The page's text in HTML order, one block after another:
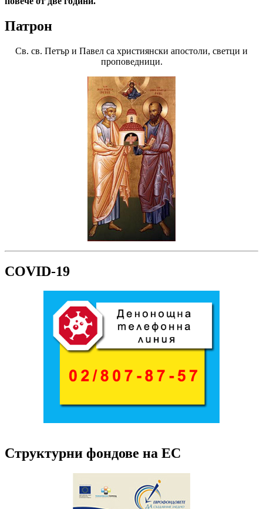
Патрон
Св. св. Петър и Павел са християнски апостоли, светци и
проповедници.
COVID-19
Структурни фондове на ЕС